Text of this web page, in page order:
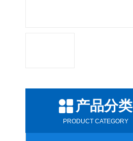
产品分类
PRODUCT CATEGORY